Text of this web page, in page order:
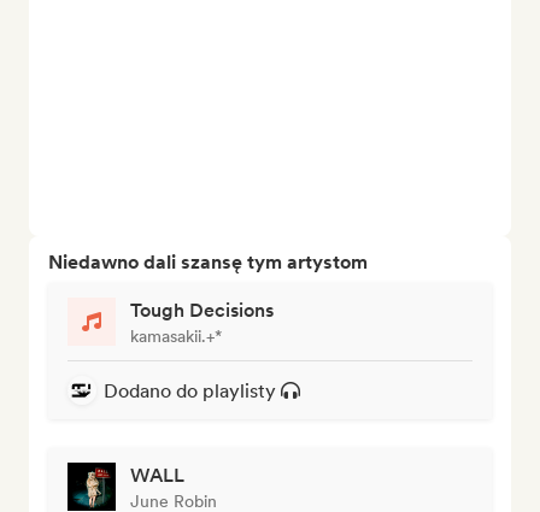
Niedawno dali szansę tym artystom
Tough Decisions
kamasakii.+*
Dodano do playlisty
WALL
June Robin